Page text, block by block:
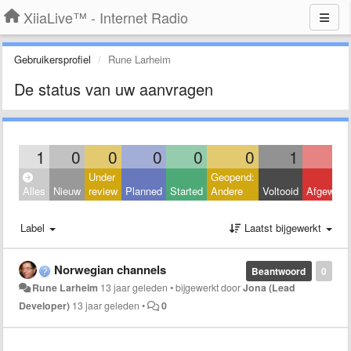
XiiaLive™ - Internet Radio
Gebruikersprofiel Rune Larheim
De status van uw aanvragen
1 0 0 0 0 0 1
Alles Nieuw
Under
review Planned Started
Geopend:
Andere
Voltooid
Label Laatst bijgewerkt
0
Beantwoord
Norwegian channels
Rune Larheim 13 jaar geleden •bijgewerkt doorJona (Lead
Developer) 13 jaar geleden • 0